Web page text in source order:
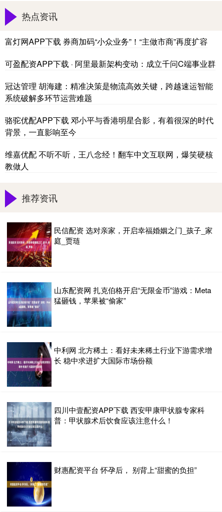
热点资讯
富灯网APP下载 券商加码“小众业务”！“主做市商”再度扩容
可盈配资APP下载 · 阿里最新架构变动：成立千问C端事业群
冠达管理 胡海建：精准决策是物流高效关键，跨越速运智能
系统破解多环节运营难题
骆驼优配APP下载 邓小平与香港明星合影，有着很深的时代
背景，一直影响至今
维嘉优配 不听不听，王八念经！翻车中文互联网，爆笑硬核
教做人
推荐资讯
民信配资 选对亲家，开启幸福婚姻之门_孩子_家
庭_贾琏
山东配资网 扎克伯格开启“无限金币”游戏：Meta
猛砸钱，苹果被“偷家”
中利网 北方稀土：看好未来稀土行业下游需求增
长 稳中求进扩大国际市场份额
四川中壹配资APP下载 西安甲康甲状腺专家科
普：甲状腺术后饮食应该注意什么！
财惠配资平台 怀孕后， 别背上“甜蜜的负担”